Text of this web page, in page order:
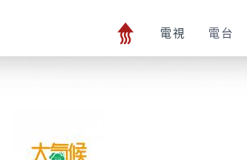
電視 電台